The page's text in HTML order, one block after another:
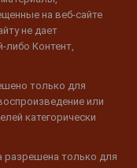
на веб-сайте
не дает
либо Контент,
только для
или
категорически
разрешена только для